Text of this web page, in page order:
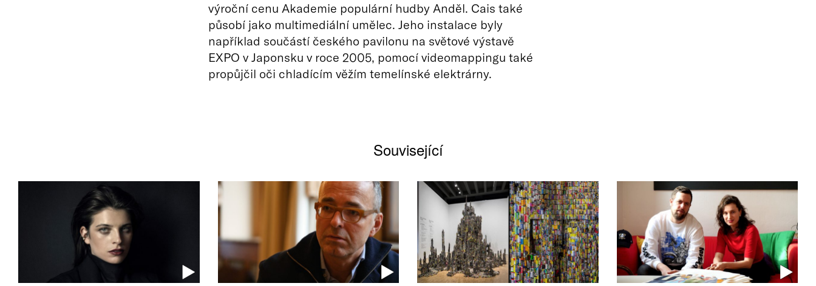
výroční cenu Akademie populární hudby Anděl. Cais také
působí jako multimediální umělec. Jeho instalace byly
například součástí českého pavilonu na světové výstavě
EXPO v Japonsku v roce 2005, pomocí videomappingu také
propůjčil oči chladícím věžím temelínské elektrárny.
Související